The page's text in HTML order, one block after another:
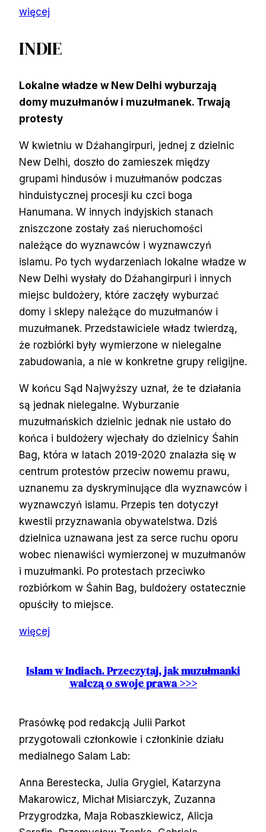
więcej
INDIE
Lokalne władze w New Delhi wyburzają
domy muzułmanów i muzułmanek. Trwają
protesty
W kwietniu w Dźahangirpuri, jednej z dzielnic
New Delhi, doszło do zamieszek między
grupami hindusów i muzułmanów podczas
hinduistycznej procesji ku czci boga
Hanumana. W innych indyjskich stanach
zniszczone zostały zaś nieruchomości
należące do wyznawców i wyznawczyń
islamu. Po tych wydarzeniach lokalne władze w
New Delhi wysłały do Dźahangirpuri i innych
miejsc buldożery, które zaczęły wyburzać
domy i sklepy należące do muzułmanów i
muzułmanek. Przedstawiciele władz twierdzą,
że rozbiórki były wymierzone w nielegalne
zabudowania, a nie w konkretne grupy religijne.
W końcu Sąd Najwyższy uznał, że te działania
są jednak nielegalne. Wyburzanie
muzułmańskich dzielnic jednak nie ustało do
końca i buldożery wjechały do dzielnicy Śahin
Bag, która w latach 2019-2020 znalazła się w
centrum protestów przeciw nowemu prawu,
uznanemu za dyskryminujące dla wyznawców i
wyznawczyń islamu. Przepis ten dotyczył
kwestii przyznawania obywatelstwa. Dziś
dzielnica uznawana jest za serce ruchu oporu
wobec nienawiści wymierzonej w muzułmanów
i muzułmanki. Po protestach przeciwko
rozbiórkom w Śahin Bag, buldożery ostatecznie
opuściły to miejsce.
więcej
Islam w Indiach. Przeczytaj, jak muzułmanki
walczą o swoje prawa >>>
Prasówkę pod redakcją Julii Parkot
przygotowali członkowie i członkinie działu
medialnego Salam Lab:
Anna Berestecka, Julia Grygiel, Katarzyna
Makarowicz, Michał Misiarczyk, Zuzanna
Przygrodzka, Maja Robaszkiewicz, Alicja